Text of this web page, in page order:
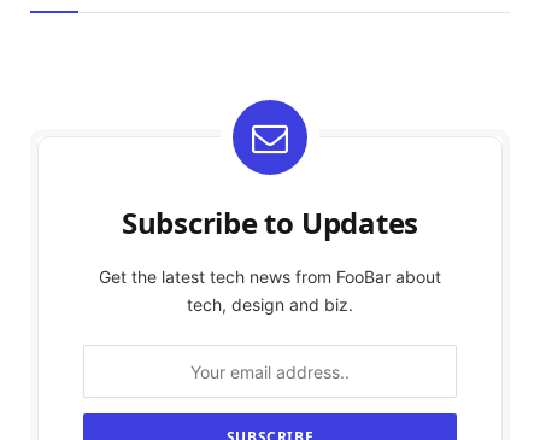
Subscribe to Updates
Get the latest tech news from FooBar about
tech, design and biz.